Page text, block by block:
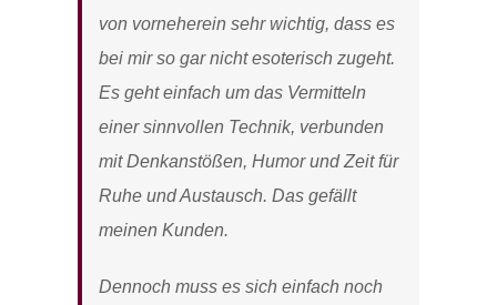
von vorneherein sehr wichtig, dass es
bei mir so gar nicht esoterisch zugeht.
Es geht einfach um das Vermitteln
einer sinnvollen Technik, verbunden
mit Denkanstößen, Humor und Zeit für
Ruhe und Austausch. Das gefällt
meinen Kunden.
Dennoch muss es sich einfach noch